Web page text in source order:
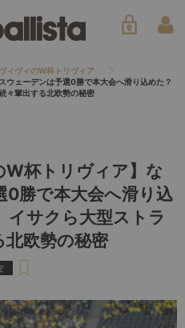
ィヴィのW杯トリヴィア
ウェーデンは予選0勝で本大会へ滑り込めた？
々輩出する北欧勢の秘密
W杯トリヴィア】な
0勝で本大会へ滑り込
イサクら大型ストラ
欧勢の秘密